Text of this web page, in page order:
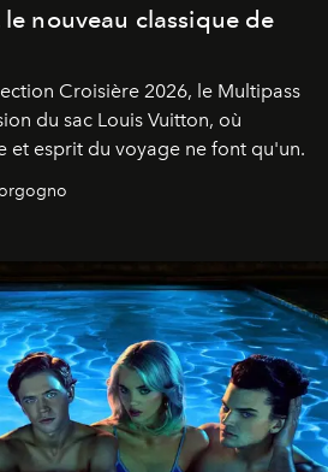
le nouveau classique de
Croisière 2026, le Multipass
du sac Louis Vuitton, où
et esprit du voyage ne font qu'un.